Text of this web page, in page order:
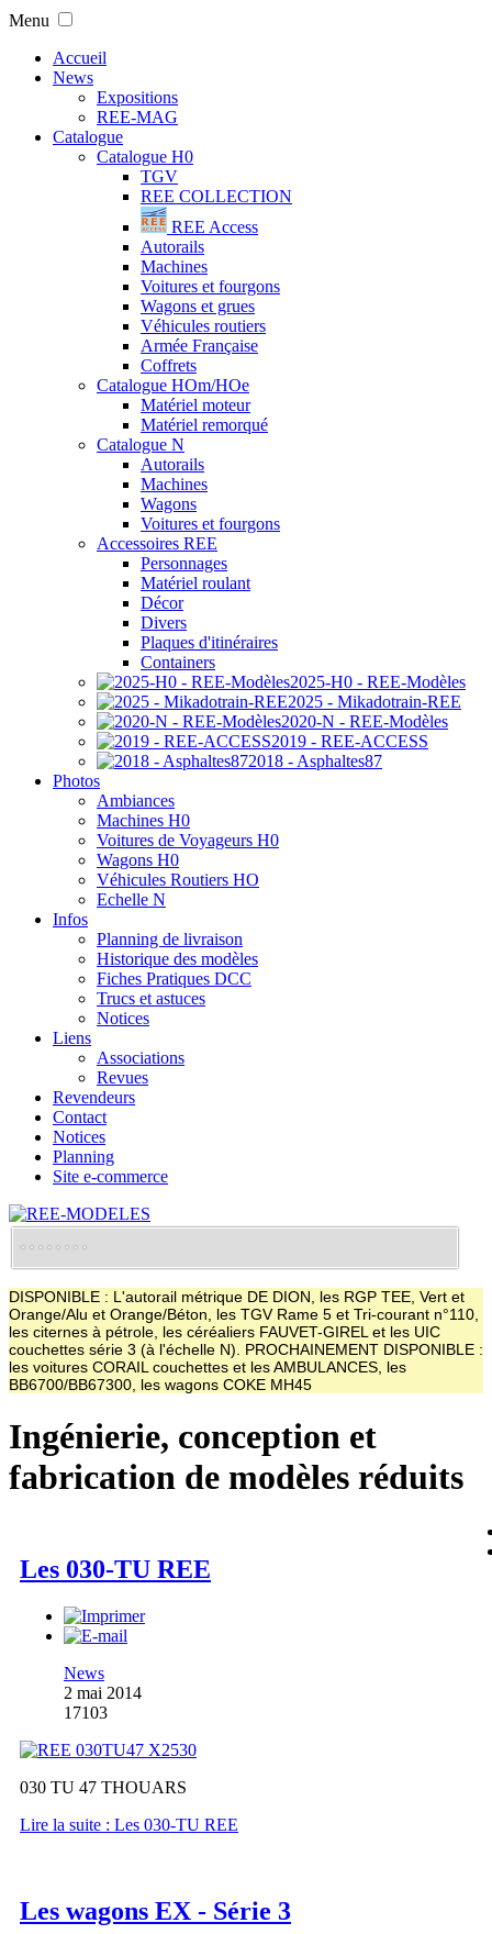
Menu
Accueil
News
Expositions
REE-MAG
Catalogue
Catalogue H0
TGV
REE COLLECTION
REE Access
Autorails
Machines
Voitures et fourgons
Wagons et grues
Véhicules routiers
Armée Française
Coffrets
Catalogue HOm/HOe
Matériel moteur
Matériel remorqué
Catalogue N
Autorails
Machines
Wagons
Voitures et fourgons
Accessoires REE
Personnages
Matériel roulant
Décor
Divers
Plaques d'itinéraires
Containers
2025-H0 - REE-Modèles
2025 - Mikadotrain-REE
2020-N - REE-Modèles
2019 - REE-ACCESS
2018 - Asphaltes87
Photos
Ambiances
Machines H0
Voitures de Voyageurs H0
Wagons H0
Véhicules Routiers HO
Echelle N
Infos
Planning de livraison
Historique des modèles
Fiches Pratiques DCC
Trucs et astuces
Notices
Liens
Associations
Revues
Revendeurs
Contact
Notices
Planning
Site e-commerce
DISPONIBLE : L'autorail métrique DE DION, les RGP TEE, Vert et
Orange/Alu et Orange/Béton, les TGV Rame 5 et Tri-courant n°110,
les citernes à pétrole, les céréaliers FAUVET-GIREL et les UIC
couchettes série 3 (à l'échelle N). PROCHAINEMENT DISPONIBLE :
les voitures CORAIL couchettes et les AMBULANCES, les
BB6700/BB67300, les wagons COKE MH45
Ingénierie, conception et
fabrication de modèles réduits
Les 030-TU REE
News
2 mai 2014
17103
030 TU 47 THOUARS
Lire la suite : Les 030-TU REE
Les wagons EX - Série 3